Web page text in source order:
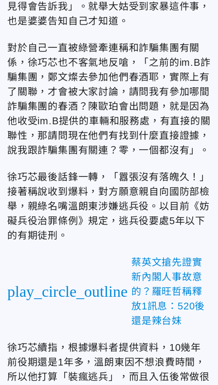
見得會告訴我」。就舉大姑受到家暴這件事，
也是婆婆告知自己才知道。
對於自己一直被綠營牽連稱和詐騙集團有關
係，徐巧芯也不客氣地反嗆，「之前的im.B詐
騙集團，鄭文燦去參加他們春酒耶，實際上有
了關聯，才會被大家討論，請問我有參加哪間
詐騙集團的春酒？陳歐珀會出問題，就是因為
他收受im.B提供的車輛和服務處，有直接的關
聯性，那請問現在他們有找到什麼直接證據，
說我跟詐騙集團有關連？零，一個都沒有」。
徐巧芯最後話鋒一轉，「囂張沒有落魄久！」
接著稱說收到爆料，對方願意親自向國防部檢
舉，親綠名嘴溫朗東涉嫌逃兵役。以目前《妨
礙兵役治罪條例》規定，逃兵役要處5年以下
的有期徒刑。
play_circle_outline
蔡英文搶先證實
新內閣人事故意
的？羅旺哲稱釋
放1訊息：520後
還是辣台妹
徐巧芯續指，根據爆料者提供資料，10幾年
前役期還是1年多，溫朗東因不想浪費時間，
所以他打算「裝瘋逃兵」，而且入伍後常做很